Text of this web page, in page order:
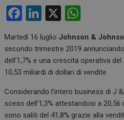
F
ce
b
o
o
k
Li
ke
dI
n
X
at
s
A
p
p
Martedì 16 luglio Johnson &
secondo trimestre 2019
dell’1,7% e una crescita operativa
10,53 miliardi di dollari di vendite.
Considerando l’intero business di J
sceso dell’1,3% attestandosi a 20,56
sono saliti del 41,8% grazie alla